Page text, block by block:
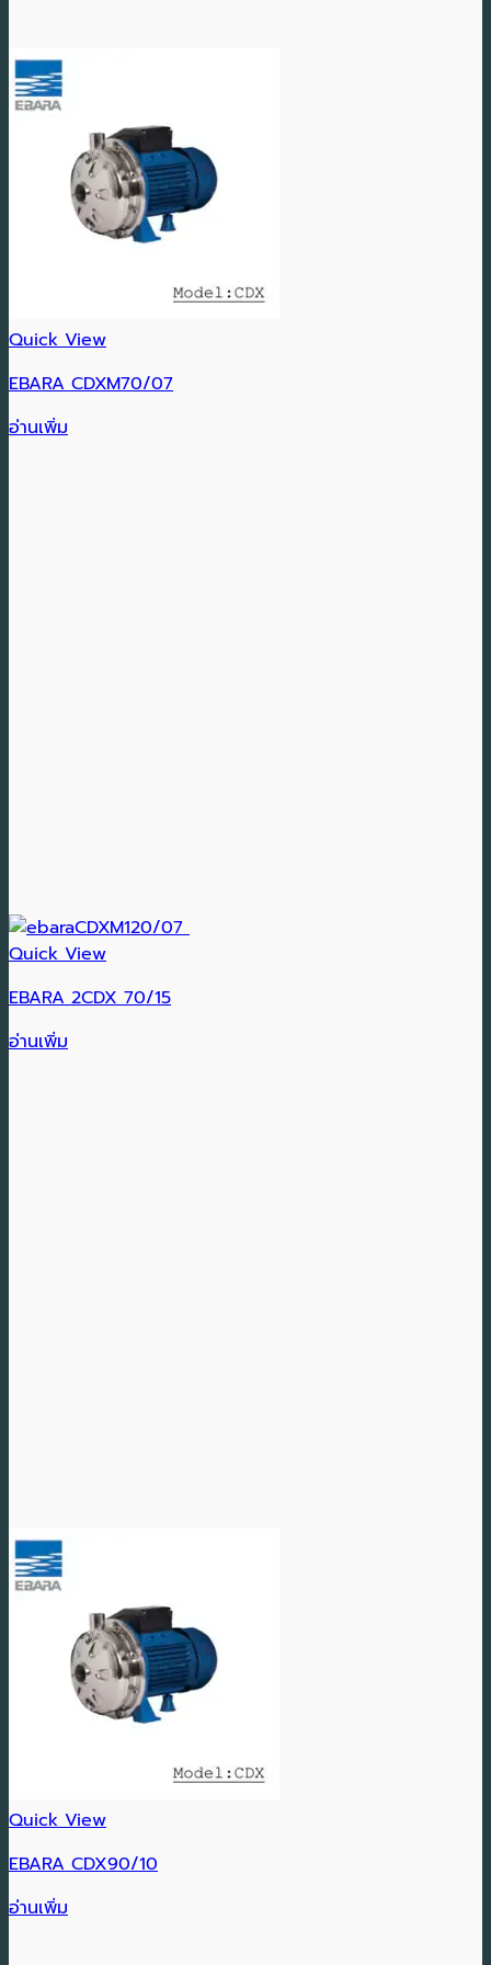
Quick View
EBARA CDXM70/07
อ่านเพิ่ม
Quick View
EBARA 2CDX 70/15
อ่านเพิ่ม
Quick View
EBARA CDX90/10
อ่านเพิ่ม